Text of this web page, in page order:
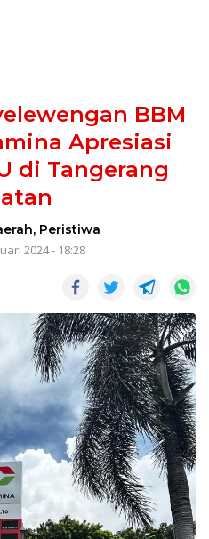
BBM
Apresiasi
di Tangerang
, Peristiwa
2024 - 18:28